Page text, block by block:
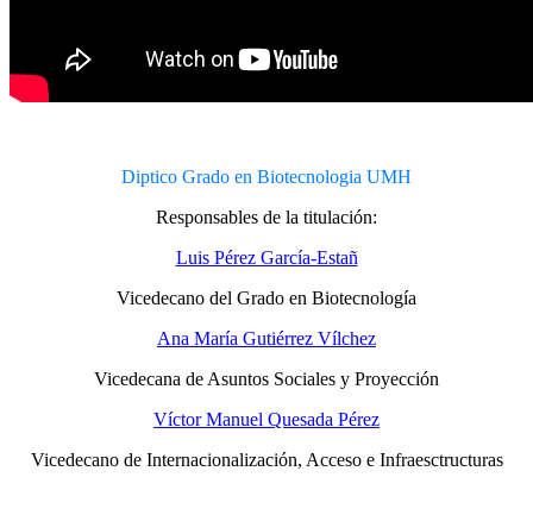
Diptico Grado en Biotecnologia UMH
Responsables de la titulación:
Luis Pérez García-Estañ
Vicedecano del Grado en Biotecnología
Ana María Gutiérrez Vílchez
Vicedecana de Asuntos Sociales y Proyección
Víctor Manuel Quesada Pérez
Vicedecano de Internacionalización, Acceso e Infraesctructuras